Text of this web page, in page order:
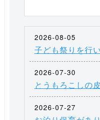
2026-08-05
子ども祭りを行
2026-07-30
とうもろこしの
2026-07-27